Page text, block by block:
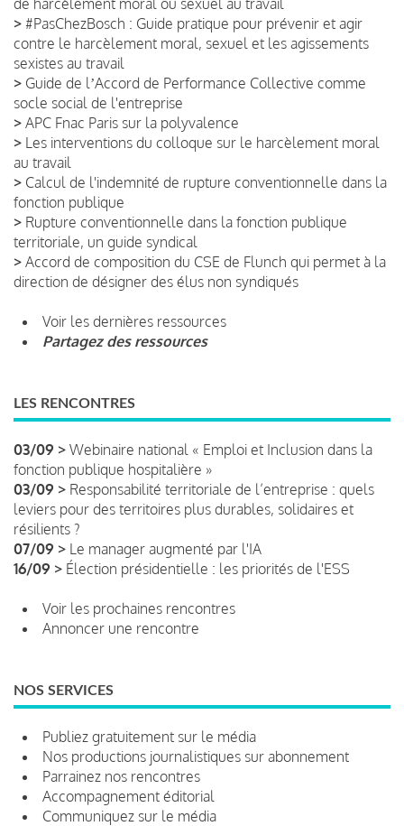
> #PasChezBosch : Guide pratique pour prévenir et agir
contre le harcèlement moral, sexuel et les agissements
sexistes au travail
> Guide de lʼAccord de Performance Collective comme
socle social de l'entreprise
> APC Fnac Paris sur la polyvalence
> Les interventions du colloque sur le harcèlement moral
au travail
> Calcul de l'indemnité de rupture conventionnelle dans la
fonction publique
> Rupture conventionnelle dans la fonction publique
territoriale, un guide syndical
> Accord de composition du CSE de Flunch qui permet à la
direction de désigner des élus non syndiqués
Voir les dernières ressources
Partagez des ressources
LES RENCONTRES
03/09 > Webinaire national « Emploi et Inclusion dans la
fonction publique hospitalière »
03/09 > Responsabilité territoriale de l’entreprise : quels
leviers pour des territoires plus durables, solidaires et
résilients ?
07/09 > Le manager augmenté par l'IA
16/09 > Élection présidentielle : les priorités de l'ESS
Voir les prochaines rencontres
Annoncer une rencontre
NOS SERVICES
Publiez gratuitement sur le média
Nos productions journalistiques sur abonnement
Parrainez nos rencontres
Accompagnement éditorial
Communiquez sur le média